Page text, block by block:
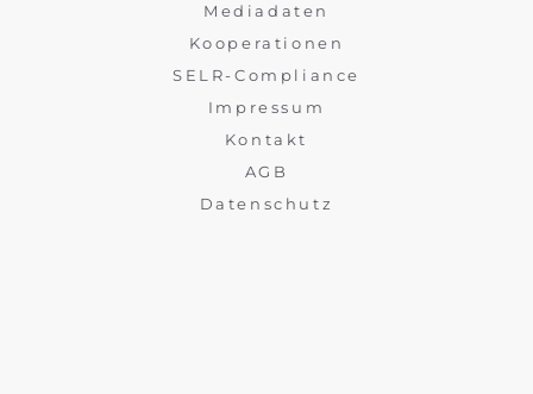
Mediadaten
Kooperationen
SELR-Compliance
Impressum
Kontakt
AGB
Datenschutz